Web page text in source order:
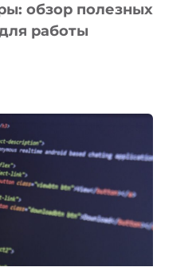
обзор полезных
работы